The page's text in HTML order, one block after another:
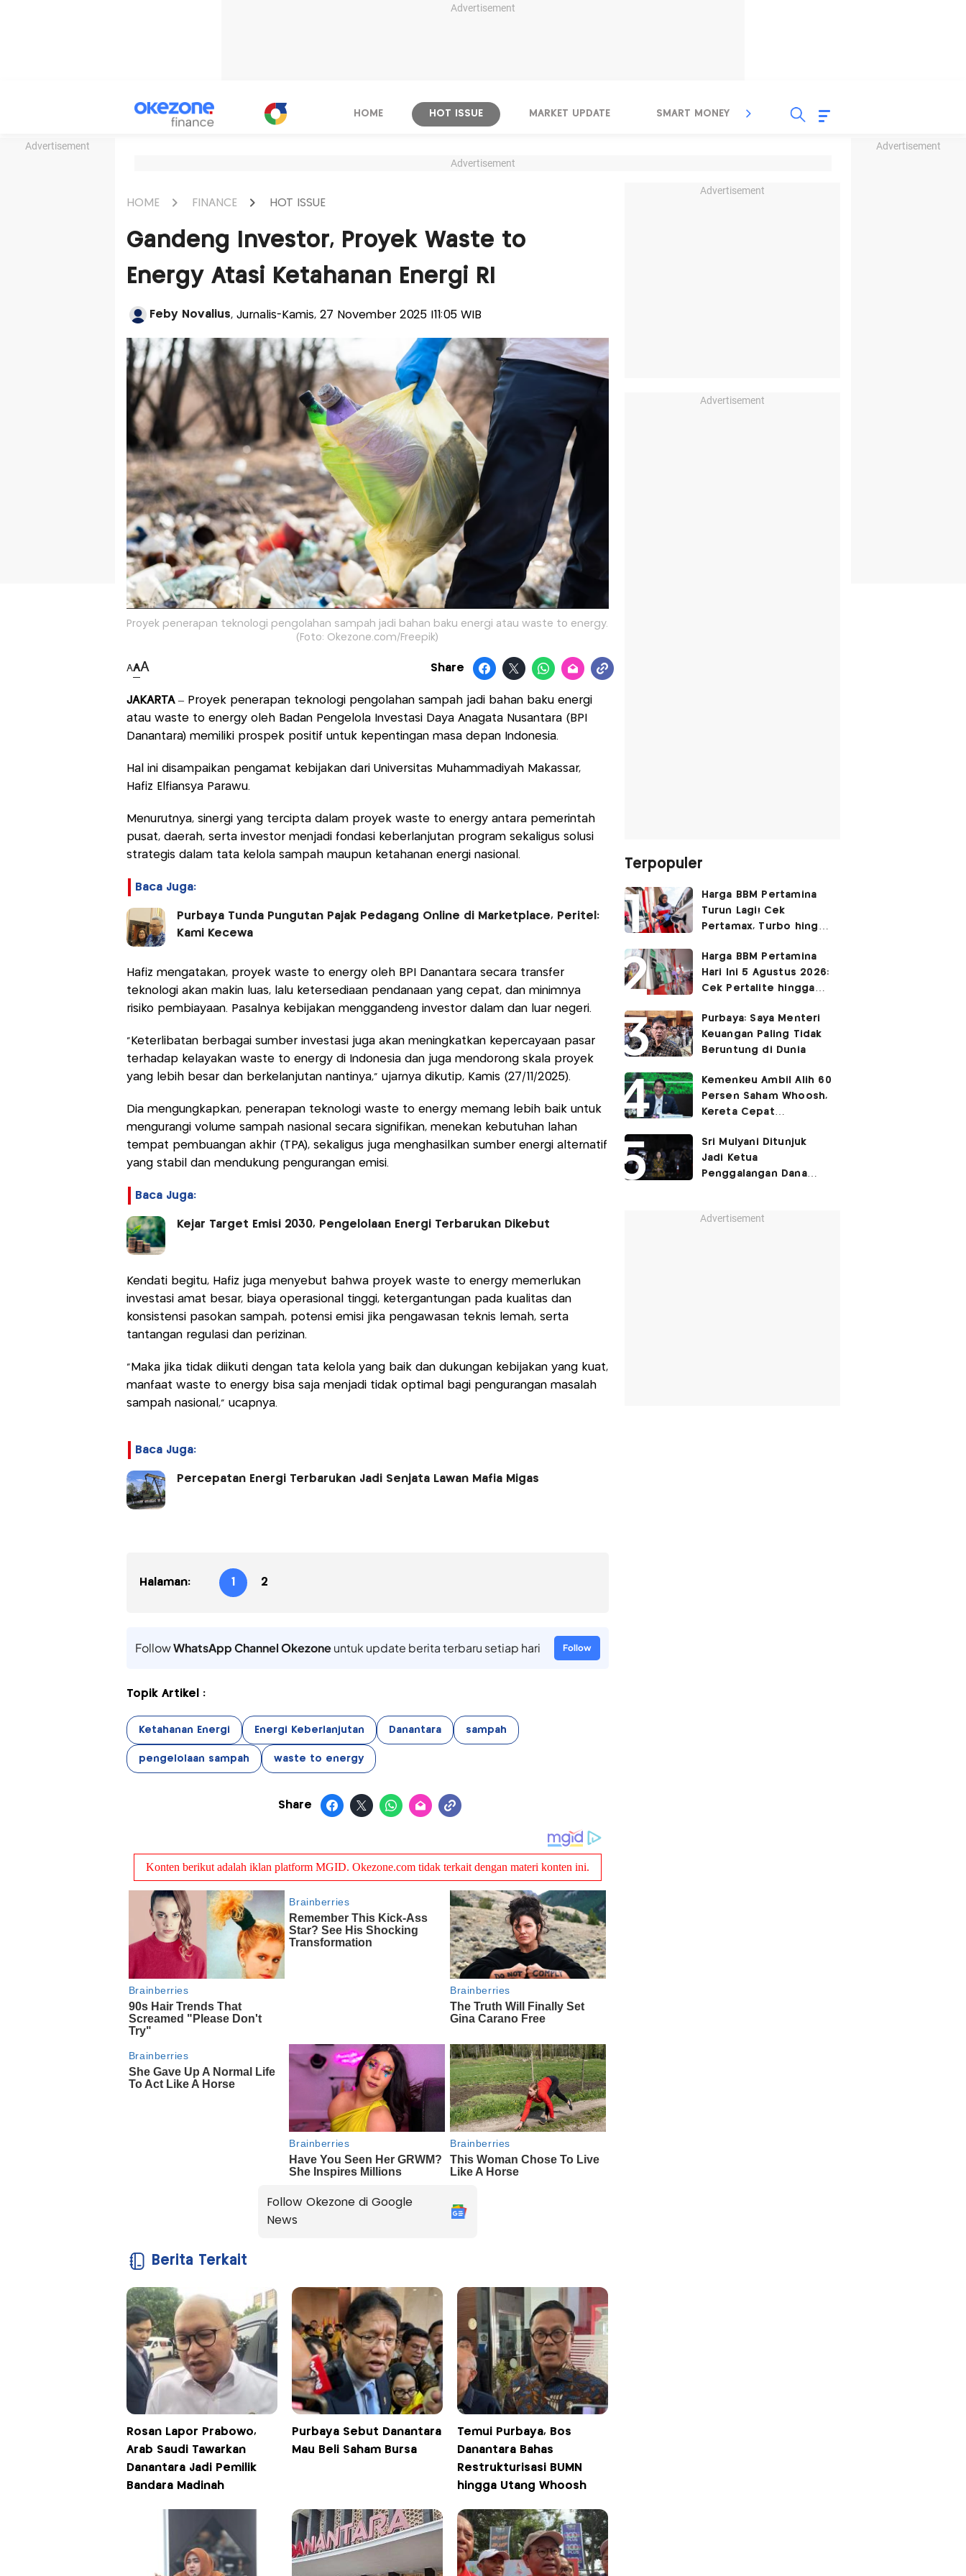
Advertisement
Advertisement Advertisement
HOME HOT ISSUE MARKET UPDATE SMART MONEY INSPIRASI BISNIS
Advertisement
HOME FINANCE HOT ISSUE
Gandeng Investor, Proyek Waste to
Energy Atasi Ketahanan Energi RI
Feby Novalius, Jurnalis-Kamis, 27 November 2025 |11:05 WIB
Proyek penerapan teknologi pengolahan sampah jadi bahan baku energi atau waste to energy.
(Foto: Okezone.com/Freepik)
AAA Share
JAKARTA – Proyek penerapan teknologi pengolahan sampah jadi bahan baku energi
atau waste to energy oleh Badan Pengelola Investasi Daya Anagata Nusantara (BPI
Danantara) memiliki prospek positif untuk kepentingan masa depan Indonesia.
Hal ini disampaikan pengamat kebijakan dari Universitas Muhammadiyah Makassar,
Hafiz Elfiansya Parawu.
Menurutnya, sinergi yang tercipta dalam proyek waste to energy antara pemerintah
pusat, daerah, serta investor menjadi fondasi keberlanjutan program sekaligus solusi
strategis dalam tata kelola sampah maupun ketahanan energi nasional.
Baca Juga:
Purbaya Tunda Pungutan Pajak Pedagang Online di Marketplace, Peritel:
Kami Kecewa
Hafiz mengatakan, proyek waste to energy oleh BPI Danantara secara transfer
teknologi akan makin luas, lalu ketersediaan pendanaan yang cepat, dan minimnya
risiko pembiayaan. Pasalnya kebijakan menggandeng investor dalam dan luar negeri.
“Keterlibatan berbagai sumber investasi juga akan meningkatkan kepercayaan pasar
terhadap kelayakan waste to energy di Indonesia dan juga mendorong skala proyek
yang lebih besar dan berkelanjutan nantinya,” ujarnya dikutip, Kamis (27/11/2025).
Dia mengungkapkan, penerapan teknologi waste to energy memang lebih baik untuk
mengurangi volume sampah nasional secara signifikan, menekan kebutuhan lahan
tempat pembuangan akhir (TPA), sekaligus juga menghasilkan sumber energi alternatif
yang stabil dan mendukung pengurangan emisi.
Baca Juga:
Kejar Target Emisi 2030, Pengelolaan Energi Terbarukan Dikebut
Kendati begitu, Hafiz juga menyebut bahwa proyek waste to energy memerlukan
investasi amat besar, biaya operasional tinggi, ketergantungan pada kualitas dan
konsistensi pasokan sampah, potensi emisi jika pengawasan teknis lemah, serta
tantangan regulasi dan perizinan.
“Maka jika tidak diikuti dengan tata kelola yang baik dan dukungan kebijakan yang kuat,
manfaat waste to energy bisa saja menjadi tidak optimal bagi pengurangan masalah
sampah nasional,” ucapnya.
Baca Juga:
Percepatan Energi Terbarukan Jadi Senjata Lawan Mafia Migas
Halaman: 1 2
FollowWhatsApp Channel Okezoneuntuk update berita terbaru setiap hari Follow
Topik Artikel :
Ketahanan Energi Energi Keberlanjutan Danantara sampah
pengelolaan sampah waste to energy
Share
Follow Okezone di Google
News
Berita Terkait
Rosan Lapor Prabowo,
Arab Saudi Tawarkan
Danantara Jadi Pemilik
Bandara Madinah
Purbaya Sebut Danantara
Mau Beli Saham Bursa
Temui Purbaya, Bos
Danantara Bahas
Restrukturisasi BUMN
hingga Utang Whoosh
Advertisement
Advertisement
Terpopuler
Harga BBM Pertamina
Turun Lagi! Cek
Pertamax, Turbo hingga
Agustus 2026
Harga BBM Pertamina
Hari Ini 5 Agustus 2026:
Cek Pertalite hingga
Turun
Purbaya: Saya Menteri
Keuangan Paling Tidak
Beruntung di Dunia
Kemenkeu Ambil Alih 60
Persen Saham Whoosh,
Kereta Cepat
Surabaya
Sri Mulyani Ditunjuk
Jadi Ketua
Penggalangan Dana
Advertisement